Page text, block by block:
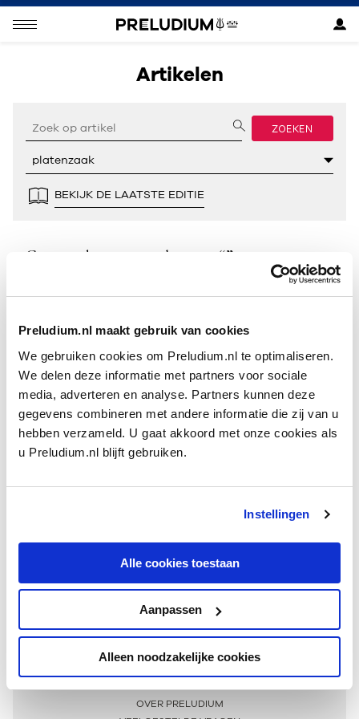
Preludium.nl maakt gebruik van cookies
We gebruiken cookies om Preludium.nl te optimaliseren.
We delen deze informatie met partners voor sociale
media, adverteren en analyse. Partners kunnen deze
gegevens combineren met andere informatie die zij van u
hebben verzameld. U gaat akkoord met onze cookies als
u Preludium.nl blijft gebruiken.
Instellingen
Alle cookies toestaan
Aanpassen
Alleen noodzakelijke cookies
Artikelen
ZOEKEN
BEKIJK DE LAATSTE EDITIE
Geen resultaten gevonden voor “”.
Meer informatie
OVER PRELUDIUM